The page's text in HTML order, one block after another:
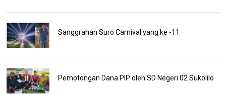
Sanggrahan Suro Carnival yang ke -11
Pemotongan Dana PIP oleh SD Negeri 02 Sukolilo